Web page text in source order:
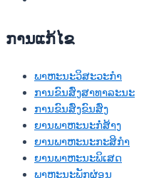
ການແກ້ໄຂ
ພາຫະນະວິສະວະກໍາ
ການຂົນສົ່ງສາທາລະນະ
ການຂົນສົ່ງຂົນສົ່ງ
ຍານພາຫະນະກໍ່ສ້າງ
ຍານພາຫະນະກະສິກໍາ
ຍານພາຫະນະພິເສດ
ພາຫະນະພັກຜ່ອນ